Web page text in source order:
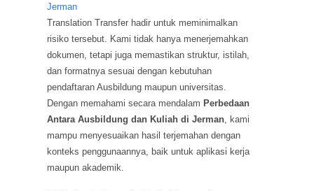
Translation Transfer hadir untuk meminimalkan
risiko tersebut. Kami tidak hanya menerjemahkan
dokumen, tetapi juga memastikan struktur, istilah,
dan formatnya sesuai dengan kebutuhan
pendaftaran Ausbildung maupun universitas.
Dengan memahami secara mendalam Perbedaan
Antara Ausbildung dan Kuliah di Jerman , kami
mampu menyesuaikan hasil terjemahan dengan
konteks penggunaannya, baik untuk aplikasi kerja
maupun akademik.